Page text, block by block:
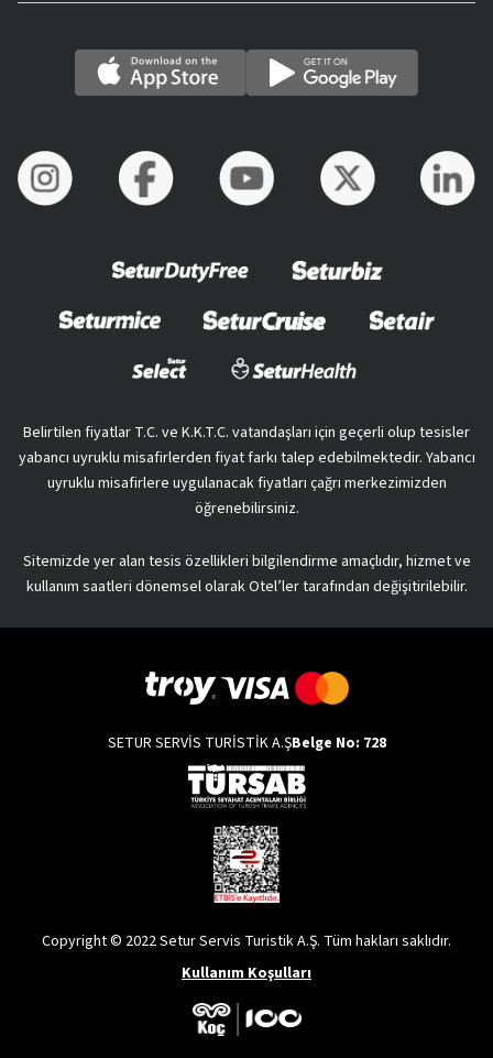
Belirtilen fiyatlar T.C. ve K.K.T.C. vatandaşları için geçerli olup tesisler
yabancı uyruklu misafirlerden fiyat farkı talep edebilmektedir. Yabancı
uyruklu misafirlere uygulanacak fiyatları çağrı merkezimizden
öğrenebilirsiniz.
Sitemizde yer alan tesis özellikleri bilgilendirme amaçlıdır, hizmet ve
kullanım saatleri dönemsel olarak Otel’ler tarafından değişitirilebilir.
SETUR SERVİS TURİSTİK A.ŞBelge No: 728
Copyright © 2022 Setur Servis Turistik A.Ş. Tüm hakları saklıdır.
Kullanım Koşulları